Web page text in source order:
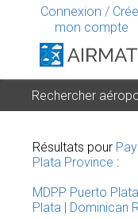
Connexion /
mon compte
Rechercher
Résultats pour
Plata Province :
MDPP Puerto
Plata | Dominican